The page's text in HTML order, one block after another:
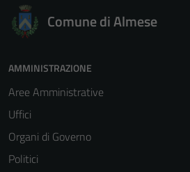
Comune di Almese
AMMINISTRAZIONE
Aree Amministrative
Uffici
Organi di Governo
Politici